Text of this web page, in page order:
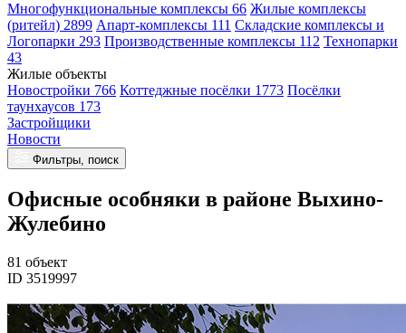
Многофункциональные комплексы 66 Жилые комплексы
(ритейл) 2899 Апарт-комплексы 111 Складские комплексы и
Логопарки 293 Производственные комплексы 112 Технопарки
43
Жилые объекты
Новостройки 766 Коттеджные посёлки 1773 Посёлки
таунхаусов 173
Застройщики
Новости
Фильтры, поиск
Офисные особняки в районе Выхино-
Жулебино
81 объект
ID 3519997